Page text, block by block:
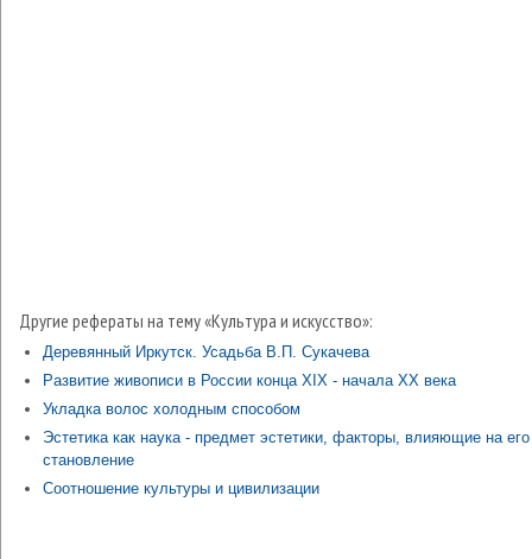
Другие рефераты на тему «Культура и искусство»:
Деревянный Иркутск. Усадьба В.П. Сукачева
Развитие живописи в России конца XIX - начала XX века
Укладка волос холодным способом
Эстетика как наука - предмет эстетики, факторы, влияющие на его
становление
Соотношение культуры и цивилизации